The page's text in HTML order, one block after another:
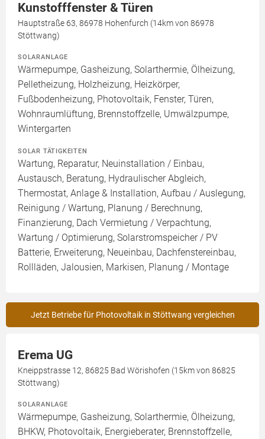
Kunstofffenster & Türen
Hauptstraße 63, 86978 Hohenfurch (14km von 86978
Stöttwang)
SOLARANLAGE
Wärmepumpe, Gasheizung, Solarthermie, Ölheizung,
Pelletheizung, Holzheizung, Heizkörper,
Fußbodenheizung, Photovoltaik, Fenster, Türen,
Wohnraumlüftung, Brennstoffzelle, Umwälzpumpe,
Wintergarten
SOLAR TÄTIGKEITEN
Wartung, Reparatur, Neuinstallation / Einbau,
Austausch, Beratung, Hydraulischer Abgleich,
Thermostat, Anlage & Installation, Aufbau / Auslegung,
Reinigung / Wartung, Planung / Berechnung,
Finanzierung, Dach Vermietung / Verpachtung,
Wartung / Optimierung, Solarstromspeicher / PV
Batterie, Erweiterung, Neueinbau, Dachfenstereinbau,
Rollläden, Jalousien, Markisen, Planung / Montage
Jetzt Betriebe für Photovoltaik in Stöttwang vergleichen
Erema UG
Kneippstrasse 12, 86825 Bad Wörishofen (15km von 86825
Stöttwang)
SOLARANLAGE
Wärmepumpe, Gasheizung, Solarthermie, Ölheizung,
BHKW, Photovoltaik, Energieberater, Brennstoffzelle,